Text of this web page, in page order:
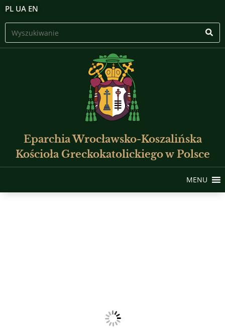
PL UA EN
Eparchia Wrocławsko-Koszalińska
Kościoła Greckokatolickiego w Polsce
MENU